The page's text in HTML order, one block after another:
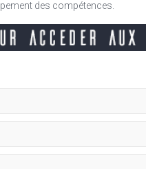
des compétences.
il s’agit à n’en pas douter du
pour
plus vite, de manière plus
nous avons mobilisé des